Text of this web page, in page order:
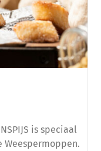
is speciaal